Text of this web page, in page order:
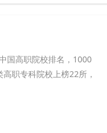
国高职院校排名，1000
职专科院校上榜22所，